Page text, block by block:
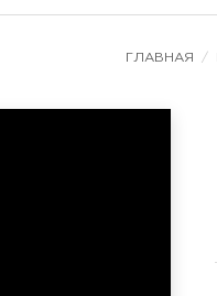
ГЛАВНАЯ /